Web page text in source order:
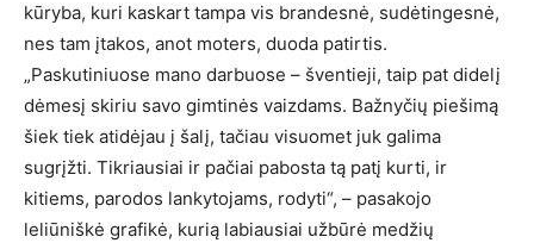
kūryba, kuri kaskart tampa vis brandesnė, sudėtingesnė,
nes tam įtakos, anot moters, duoda patirtis.
„Paskutiniuose mano darbuose – šventieji, taip pat didelį
dėmesį skiriu savo gimtinės vaizdams. Bažnyčių piešimą
šiek tiek atidėjau į šalį, tačiau visuomet juk galima
sugrįžti. Tikriausiai ir pačiai pabosta tą patį kurti, ir
kitiems, parodos lankytojams, rodyti“, – pasakojo
leliūniškė grafikė, kurią labiausiai užbūrė medžių